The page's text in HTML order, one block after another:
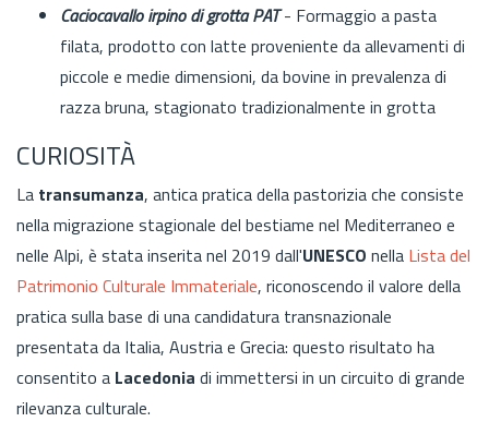
Caciocavallo irpino di grotta PAT- Formaggio a pasta
filata, prodotto con latte proveniente da allevamenti di
piccole e medie dimensioni, da bovine in prevalenza di
razza bruna, stagionato tradizionalmente in grotta
CURIOSITÀ
La transumanza, antica pratica della pastorizia che consiste
nella migrazione stagionale del bestiame nel Mediterraneo e
nelle Alpi, è stata inserita nel 2019 dall'UNESCO nella Lista del
Patrimonio Culturale Immateriale, riconoscendo il valore della
pratica sulla base di una candidatura transnazionale
presentata da Italia, Austria e Grecia: questo risultato ha
consentito a Lacedonia di immettersi in un circuito di grande
rilevanza culturale.